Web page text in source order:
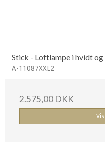
Stick - Loftlampe i hvidt og
A-11087XXL2
2.575,00 DKK